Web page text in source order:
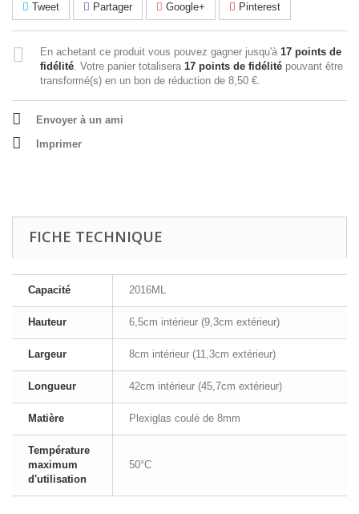
Tweet Partager Google+ Pinterest
En achetant ce produit vous pouvez gagner jusqu'à 17 points de
fidélité. Votre panier totalisera 17 points de fidélité pouvant être
transformé(s) en un bon de réduction de 8,50 €.
Envoyer à un ami
Imprimer
FICHE TECHNIQUE
Capacité 2016ML
Hauteur 6,5cm intérieur (9,3cm extérieur)
Largeur 8cm intérieur (11,3cm extérieur)
Longueur 42cm intérieur (45,7cm extérieur)
Matière Plexiglas coulé de 8mm
Température
maximum
d'utilisation
50°C